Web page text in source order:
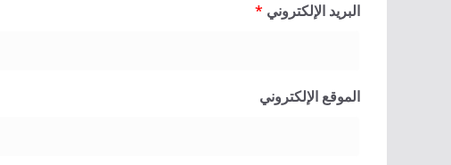
البريد الإلكتروني *
الموقع الإلكتروني